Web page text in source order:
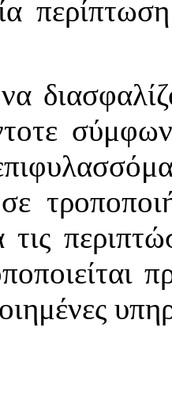
τις